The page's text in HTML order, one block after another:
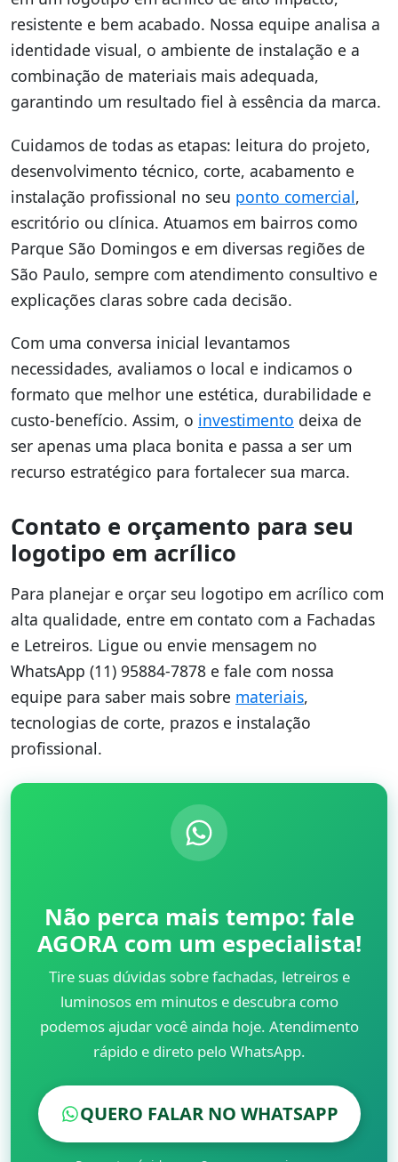
resistente e bem acabado. Nossa equipe analisa a
identidade visual, o ambiente de instalação e a
combinação de materiais mais adequada,
garantindo um resultado fiel à essência da marca.
Cuidamos de todas as etapas: leitura do projeto,
desenvolvimento técnico, corte, acabamento e
instalação profissional no seu ponto comercial,
escritório ou clínica. Atuamos em bairros como
Parque São Domingos e em diversas regiões de
São Paulo, sempre com atendimento consultivo e
explicações claras sobre cada decisão.
Com uma conversa inicial levantamos
necessidades, avaliamos o local e indicamos o
formato que melhor une estética, durabilidade e
custo-benefício. Assim, o investimento deixa de
ser apenas uma placa bonita e passa a ser um
recurso estratégico para fortalecer sua marca.
Contato e orçamento para seu
logotipo em acrílico
Para planejar e orçar seu logotipo em acrílico com
alta qualidade, entre em contato com a Fachadas
e Letreiros. Ligue ou envie mensagem no
WhatsApp (11) 95884-7878 e fale com nossa
equipe para saber mais sobre materiais,
tecnologias de corte, prazos e instalação
profissional.
Não perca mais tempo: fale
AGORA com um especialista!
Tire suas dúvidas sobre fachadas, letreiros e
luminosos em minutos e descubra como
podemos ajudar você ainda hoje. Atendimento
rápido e direto pelo WhatsApp.
QUERO FALAR NO WHATSAPP